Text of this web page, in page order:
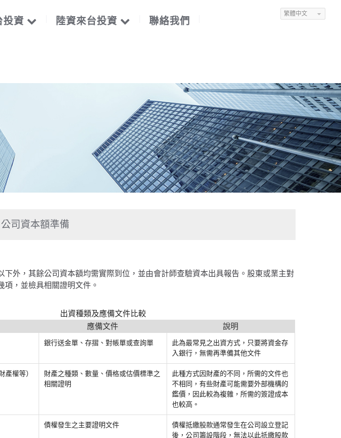
繁體中文
投資 陸資來台投資 聯絡我們
公司資本額準備
下外，其餘公司資本額均需實際到位，並由會計師查驗資本出具報告。股東或業主對
項，並檢具相關證明文件。
出資種類及應備文件比較
應備文件 說明
銀行送金單、存摺、對帳單或查詢單
此為最常見之出資方式，只要將資金存
入銀行，無需再準備其他文件
產權等）
財產之種類、數量、價格或估價標準之
相關證明
此種方式因財產的不同，所需的文件也
不相同，有些財產可能需要外部機構的
鑑價，因此較為複雜，所需的簽證成本
也較高。
債權發生之主要證明文件
債權抵繳股款通常發生在公司設立登記
後，公司籌設階段，無法以此抵繳股款